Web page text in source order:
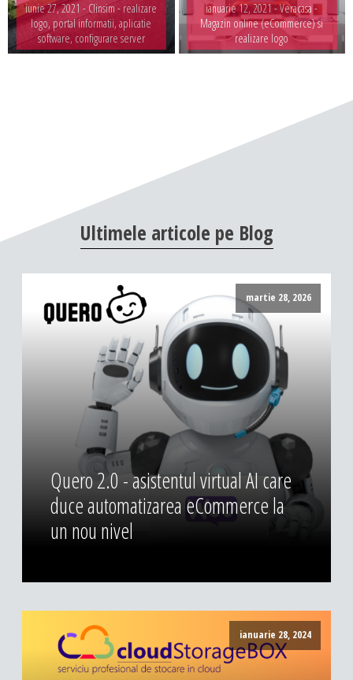
iunie 27, 2021 - Clinsim - realizare
logo, portal informatii, aplicatie
software, configurare server
ianuarie 12, 2021 -Veracasa -
Magazin online (eCommerce) si
realizare logo
Ultimele articole pe Blog
martie 28, 2026
Quero 2.0 - asistentul virtual AI care
duce automatizarea eCommerce la
un nou nivel
ianuarie 28, 2024